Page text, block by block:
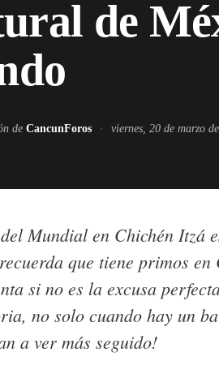
de
de CancunForos · viernes, 20 de marzo
Mundial en Chichén Itzá
que tiene primos
si no es la excusa
no solo cuando hay un
a ver más seguido!